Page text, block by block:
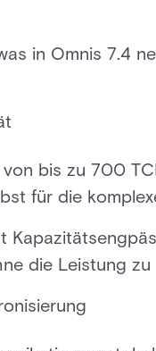
in Omnis 7.4
von bis zu 700
für die
die Leistung